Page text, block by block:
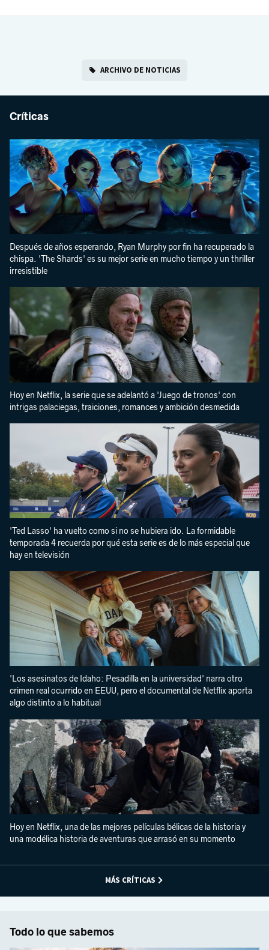
ARCHIVO DE NOTICIAS
Críticas
Después de años esperando, Ryan Murphy por fin ha recuperado la
chispa. 'The Shards' es su mejor serie en mucho tiempo y un thriller
irresistible
Hoy en Netflix, la serie que se adelantó a 'Juego de tronos' con
intrigas palaciegas, traiciones, romances y ambición desmedida
'Ted Lasso' ha vuelto como si no se hubiera ido. La formidable
temporada 4 recuerda por qué esta serie es de lo más especial que
hay en televisión
'Los asesinatos de Idaho: Pesadilla en la universidad' narra otro
crimen real ocurrido en EEUU, pero el documental de Netflix aporta
algo distinto a lo habitual
Hoy en Netflix, una de las mejores películas bélicas de la historia y
una modélica historia de aventuras que arrasó en su momento
MÁS CRÍTICAS
Todo lo que sabemos